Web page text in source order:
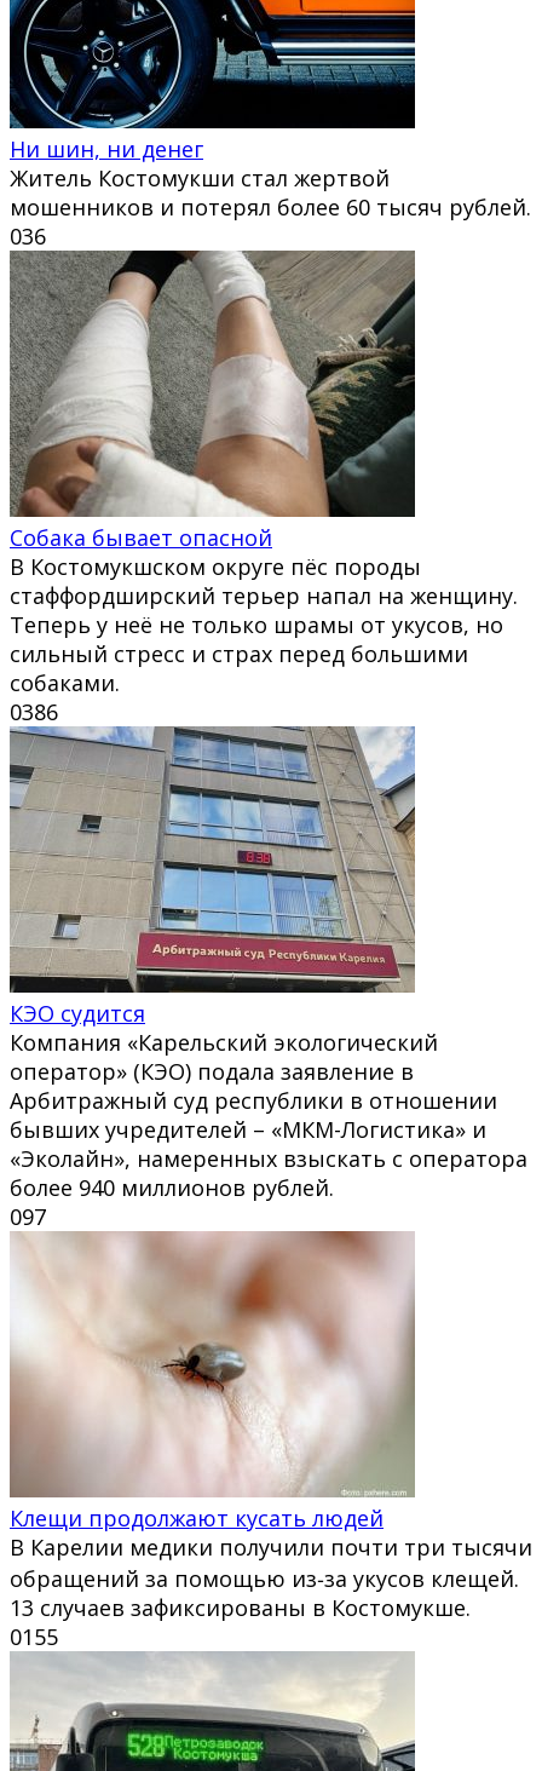
Ни шин, ни денег
Житель Костомукши стал жертвой
мошенников и потерял более 60 тысяч рублей.
036
Собака бывает опасной
В Костомукшском округе пёс породы
стаффордширский терьер напал на женщину.
Теперь у неё не только шрамы от укусов, но
сильный стресс и страх перед большими
собаками.
0386
КЭО судится
Компания «Карельский экологический
оператор» (КЭО) подала заявление в
Арбитражный суд республики в отношении
бывших учредителей – «МКМ-Логистика» и
«Эколайн», намеренных взыскать с оператора
более 940 миллионов рублей.
097
Клещи продолжают кусать людей
В Карелии медики получили почти три тысячи
обращений за помощью из‑за укусов клещей.
13 случаев зафиксированы в Костомукше.
0155